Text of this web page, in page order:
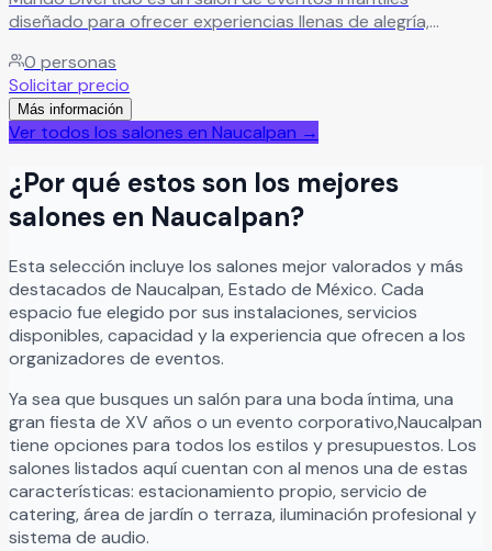
diseñado para ofrecer experiencias llenas de alegría,
Leer más
0 personas
Solicitar precio
Más información
Ver todos los salones en Naucalpan →
¿Por qué estos son los mejores
salones en Naucalpan?
Esta selección incluye los salones mejor valorados y más
destacados de Naucalpan,Estado de México. Cada
espacio fue elegido por sus instalaciones, servicios
disponibles, capacidad y la experiencia que ofrecen a los
organizadores de eventos.
Ya sea que busques un salón para una boda íntima, una
gran fiesta de XV años o un evento corporativo,Naucalpan
tiene opciones para todos los estilos y presupuestos. Los
salones listados aquí cuentan con al menos una de estas
características: estacionamiento propio, servicio de
catering, área de jardín o terraza, iluminación profesional y
sistema de audio.